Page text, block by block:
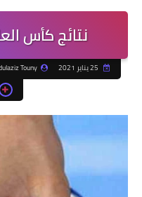
نتائج كأس
Touny